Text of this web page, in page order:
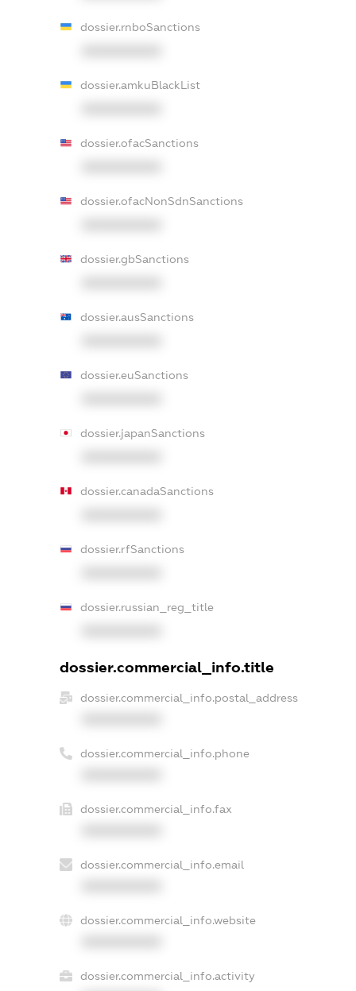
dossier.rnboSanctions
dossier.amkuBlackList
dossier.ofacSanctions
dossier.ofacNonSdnSanctions
dossier.gbSanctions
dossier.ausSanctions
dossier.euSanctions
dossier.japanSanctions
dossier.canadaSanctions
dossier.rfSanctions
dossier.russian_reg_title
dossier.commercial_info.title
dossier.commercial_info.postal_address
dossier.commercial_info.phone
dossier.commercial_info.fax
dossier.commercial_info.email
dossier.commercial_info.website
dossier.commercial_info.activity